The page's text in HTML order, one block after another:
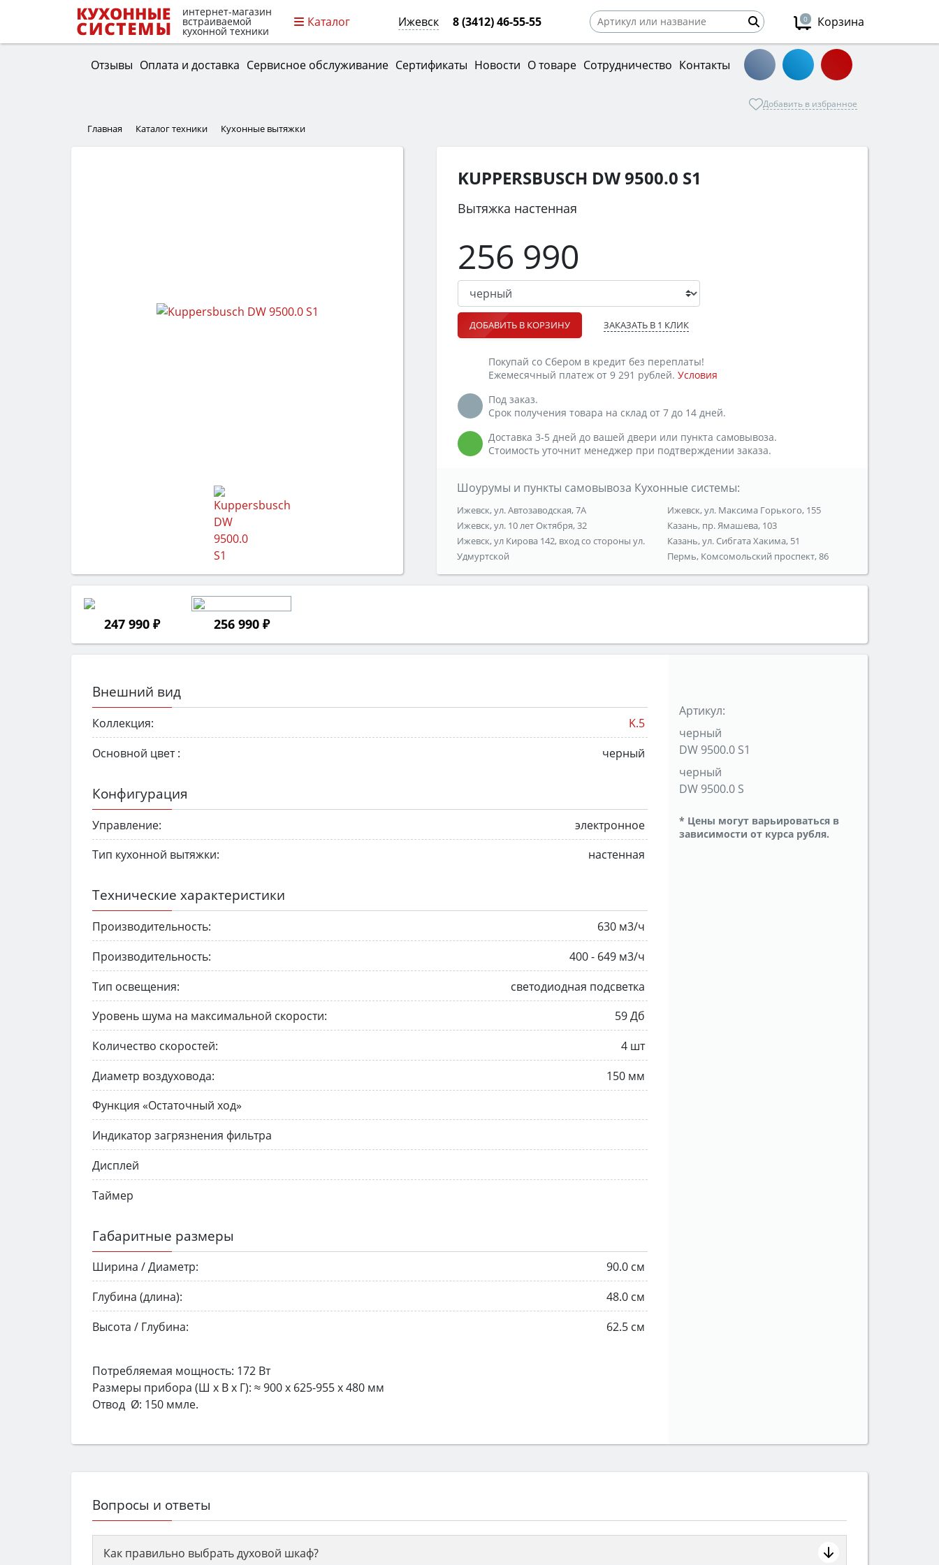
интернет-магазин
встраиваемой
кухонной техники
Каталог Ижевск 8 (3412) 46-55-55 0 Корзина
Отзывы Оплата и доставка Сервисное обслуживание Сертификаты Новости О товаре Сотрудничество Контакты
Добавить в избранное
Главная Каталог техники Кухонные вытяжки
247 990 ₽ 256 990 ₽
KUPPERSBUSCH DW 9500.0 S1
Вытяжка настенная
256 990
ДОБАВИТЬ В КОРЗИНУ ЗАКАЗАТЬ В 1 КЛИК
Покупай со Сбером в кредит без переплаты!
Ежемесячный платеж от 9 291 рублей. Условия
Под заказ.
Срок получения товара на склад от 7 до 14 дней.
Доставка 3-5 дней до вашей двери или пункта самовывоза.
Стоимость уточнит менеджер при подтверждении заказа.
Шоурумы и пункты самовывоза Кухонные системы:
Ижевск, ул. Автозаводская, 7А
Ижевск, ул. 10 лет Октября, 32
Ижевск, ул Кирова 142, вход со стороны ул.
Удмуртской
Ижевск, ул. Максима Горького, 155
Казань, пр. Ямашева, 103
Казань, ул. Сибгата Хакима, 51
Пермь, Комсомольский проспект, 86
Внешний вид
Коллекция:
K.5
Основной цвет :
черный
Конфигурация
Управление:
электронное
Тип кухонной вытяжки:
настенная
Технические характеристики
Производительность:
630 м3/ч
Производительность:
400 - 649 м3/ч
Тип освещения:
светодиодная подсветка
Уровень шума на максимальной скорости:
59 Дб
Количество скоростей:
4 шт
Диаметр воздуховода:
150 мм
Функция «Остаточный ход»
Индикатор загрязнения фильтра
Дисплей
Таймер
Габаритные размеры
Ширина / Диаметр:
90.0 см
Глубина (длина):
48.0 см
Высота / Глубина:
62.5 см
Потребляемая мощность: 172 Вт
Размеры прибора (Ш x В x Г): ≈ 900 x 625-955 x 480 мм
Отвод Ø: 150 ммле.
Артикул:
черный
DW 9500.0 S1
черный
DW 9500.0 S
* Цены могут варьироваться в
зависимости от курса рубля.
Вопросы и ответы
Как правильно выбрать духовой шкаф?